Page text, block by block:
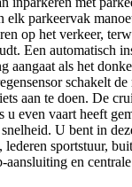
elk parkeervak
op het verkeer,
Een automatisch
aangaat als het
schakelt
aan te doen. De
u even vaart heeft
U bent in
lederen sportstuur,
en